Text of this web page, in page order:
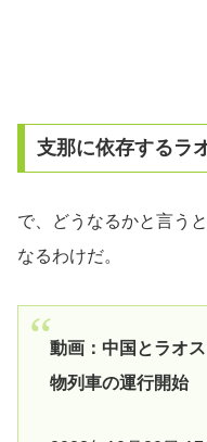
支那に依存するラ
で、どうなるかと言う
なるわけだ。
動画：中国とラオ
物列車の運行開始